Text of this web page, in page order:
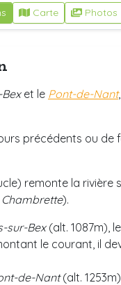
Carte Photos
et le Pont-de-Nant
précédents ou de
remonte la rivière
Chambrette).
sur-Bex(alt. 1087m),
le courant, il
de-Nant(alt.